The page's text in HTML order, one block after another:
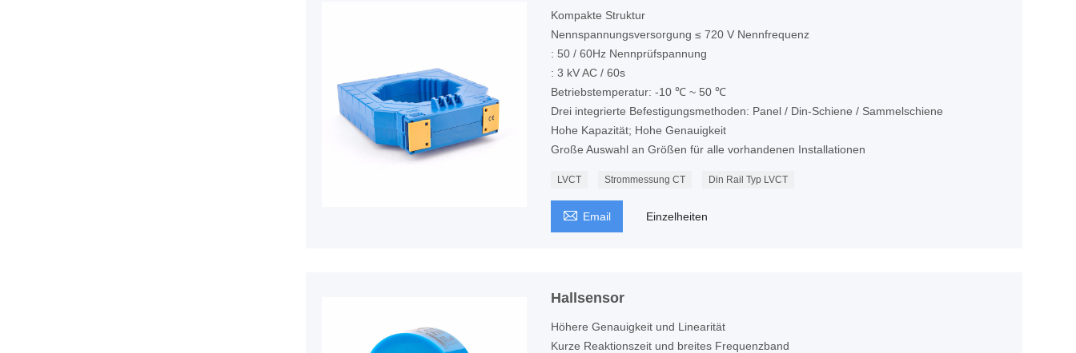
Kompakte Struktur
Nennspannungsversorgung ≤ 720 V Nennfrequenz
: 50 / 60Hz Nennprüfspannung
: 3 kV AC / 60s
Betriebstemperatur: -10 ℃ ~ 50 ℃
Drei integrierte Befestigungsmethoden: Panel / Din-Schiene / Sammelschiene
Hohe Kapazität; Hohe Genauigkeit
Große Auswahl an Größen für alle vorhandenen Installationen
LVCT Strommessung CT Din Rail Typ LVCT
 Email Einzelheiten
Hallsensor
Höhere Genauigkeit und Linearität
Kurze Reaktionszeit und breites Frequenzband